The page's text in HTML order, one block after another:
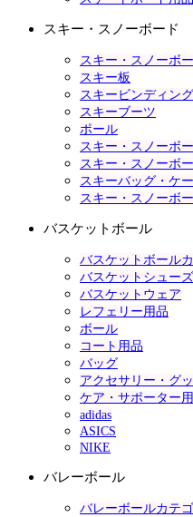
スキー・スノーボード
スキー・スノーボ
スキー板
スキービンディング
スキーブーツ
ポール
スキー・スノーボ
スキー・スノーボ
スキーバッグ・ケ
スキー・スノーボ
バスケットボール
バスケットボール
バスケットシューズ
バスケットウェア
レフェリー用品
ボール
コート用品
バッグ
アクセサリー・グ
ケア・サポーター
adidas
ASICS
NIKE
バレーボール
バレーボールカテ